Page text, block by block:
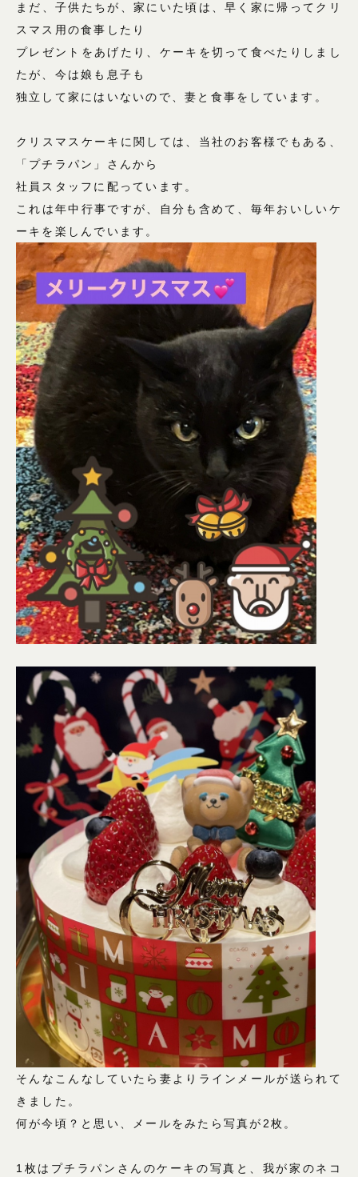
まだ、子供たちが、家にいた頃は、早く家に帰ってクリ
スマス用の食事したり
プレゼントをあげたり、ケーキを切って食べたりしまし
たが、今は娘も息子も
独立して家にはいないので、妻と食事をしています。
クリスマスケーキに関しては、当社のお客様でもある、
「プチラパン」さんから
社員スタッフに配っています。
これは年中行事ですが、自分も含めて、毎年おいしいケ
ーキを楽しんでいます。
そんなこんなしていたら妻よりラインメールが送られて
きました。
何が今頃？と思い、メールをみたら写真が2枚。
1枚はプチラパンさんのケーキの写真と、我が家のネコ